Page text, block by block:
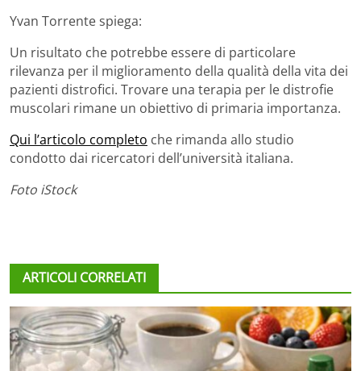
Yvan Torrente spiega:
Un risultato che potrebbe essere di particolare
rilevanza per il miglioramento della qualità della vita dei
pazienti distrofici. Trovare una terapia per le distrofie
muscolari rimane un obiettivo di primaria importanza.
Qui l’articolo completo che rimanda allo studio
condotto dai ricercatori dell’università italiana.
Foto iStock
ARTICOLI CORRELATI